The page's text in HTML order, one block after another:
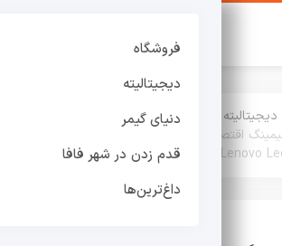
فروشگاه
دیجیتالیته
دنیای گیمر
قدم زدن در شهر فافا
داغ‌ترین‌ها
دیجیتالیته
اقتصادی جدید لنوو؛ معرفی
Lenovo